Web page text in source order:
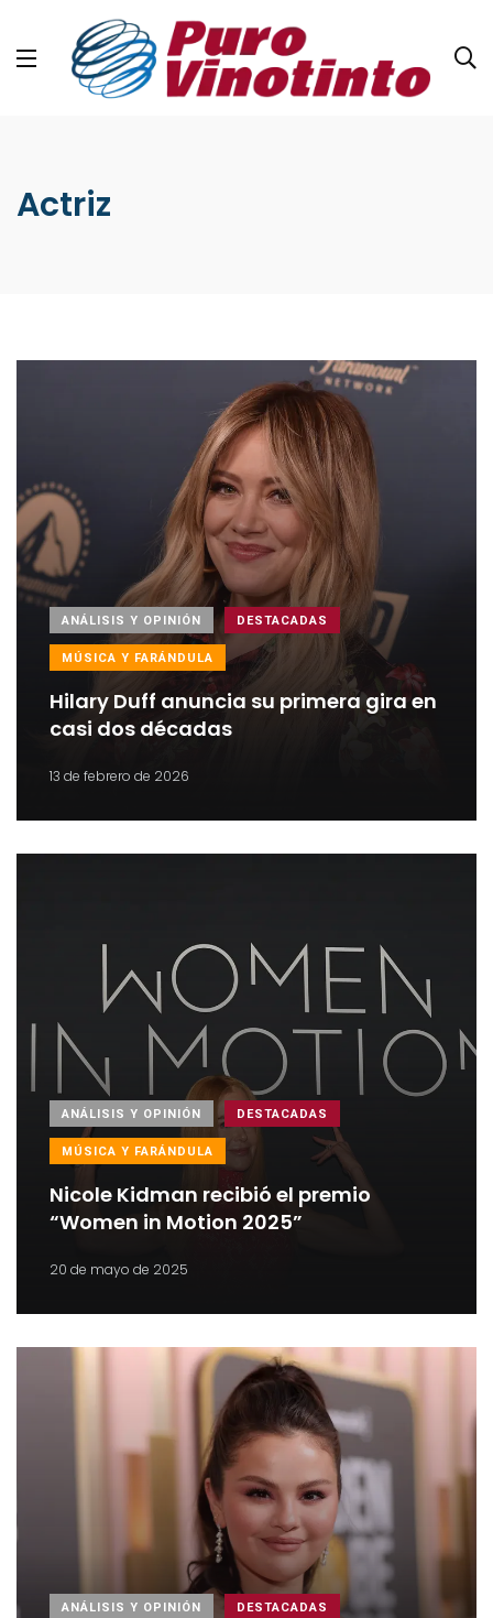
Actriz
ANÁLISIS Y OPINIÓN DESTACADAS
MÚSICA Y FARÁNDULA
Hilary Duff anuncia su primera gira en
casi dos décadas
13 de febrero de 2026
ANÁLISIS Y OPINIÓN DESTACADAS
MÚSICA Y FARÁNDULA
Nicole Kidman recibió el premio
“Women in Motion 2025”
20 de mayo de 2025
ANÁLISIS Y OPINIÓN DESTACADAS